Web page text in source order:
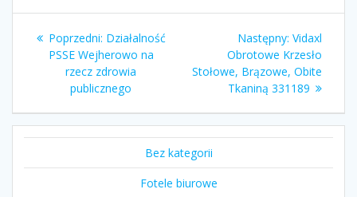
Nawigacja
wpisu
Poprzedni: Poprzedni
wpis:
Działalność
PSSE Wejherowo na
rzecz zdrowia
publicznego
Następny: Następny
wpis:
Vidaxl
Obrotowe Krzesło
Stołowe, Brązowe, Obite
Tkaniną 331189
Bez kategorii
Fotele biurowe